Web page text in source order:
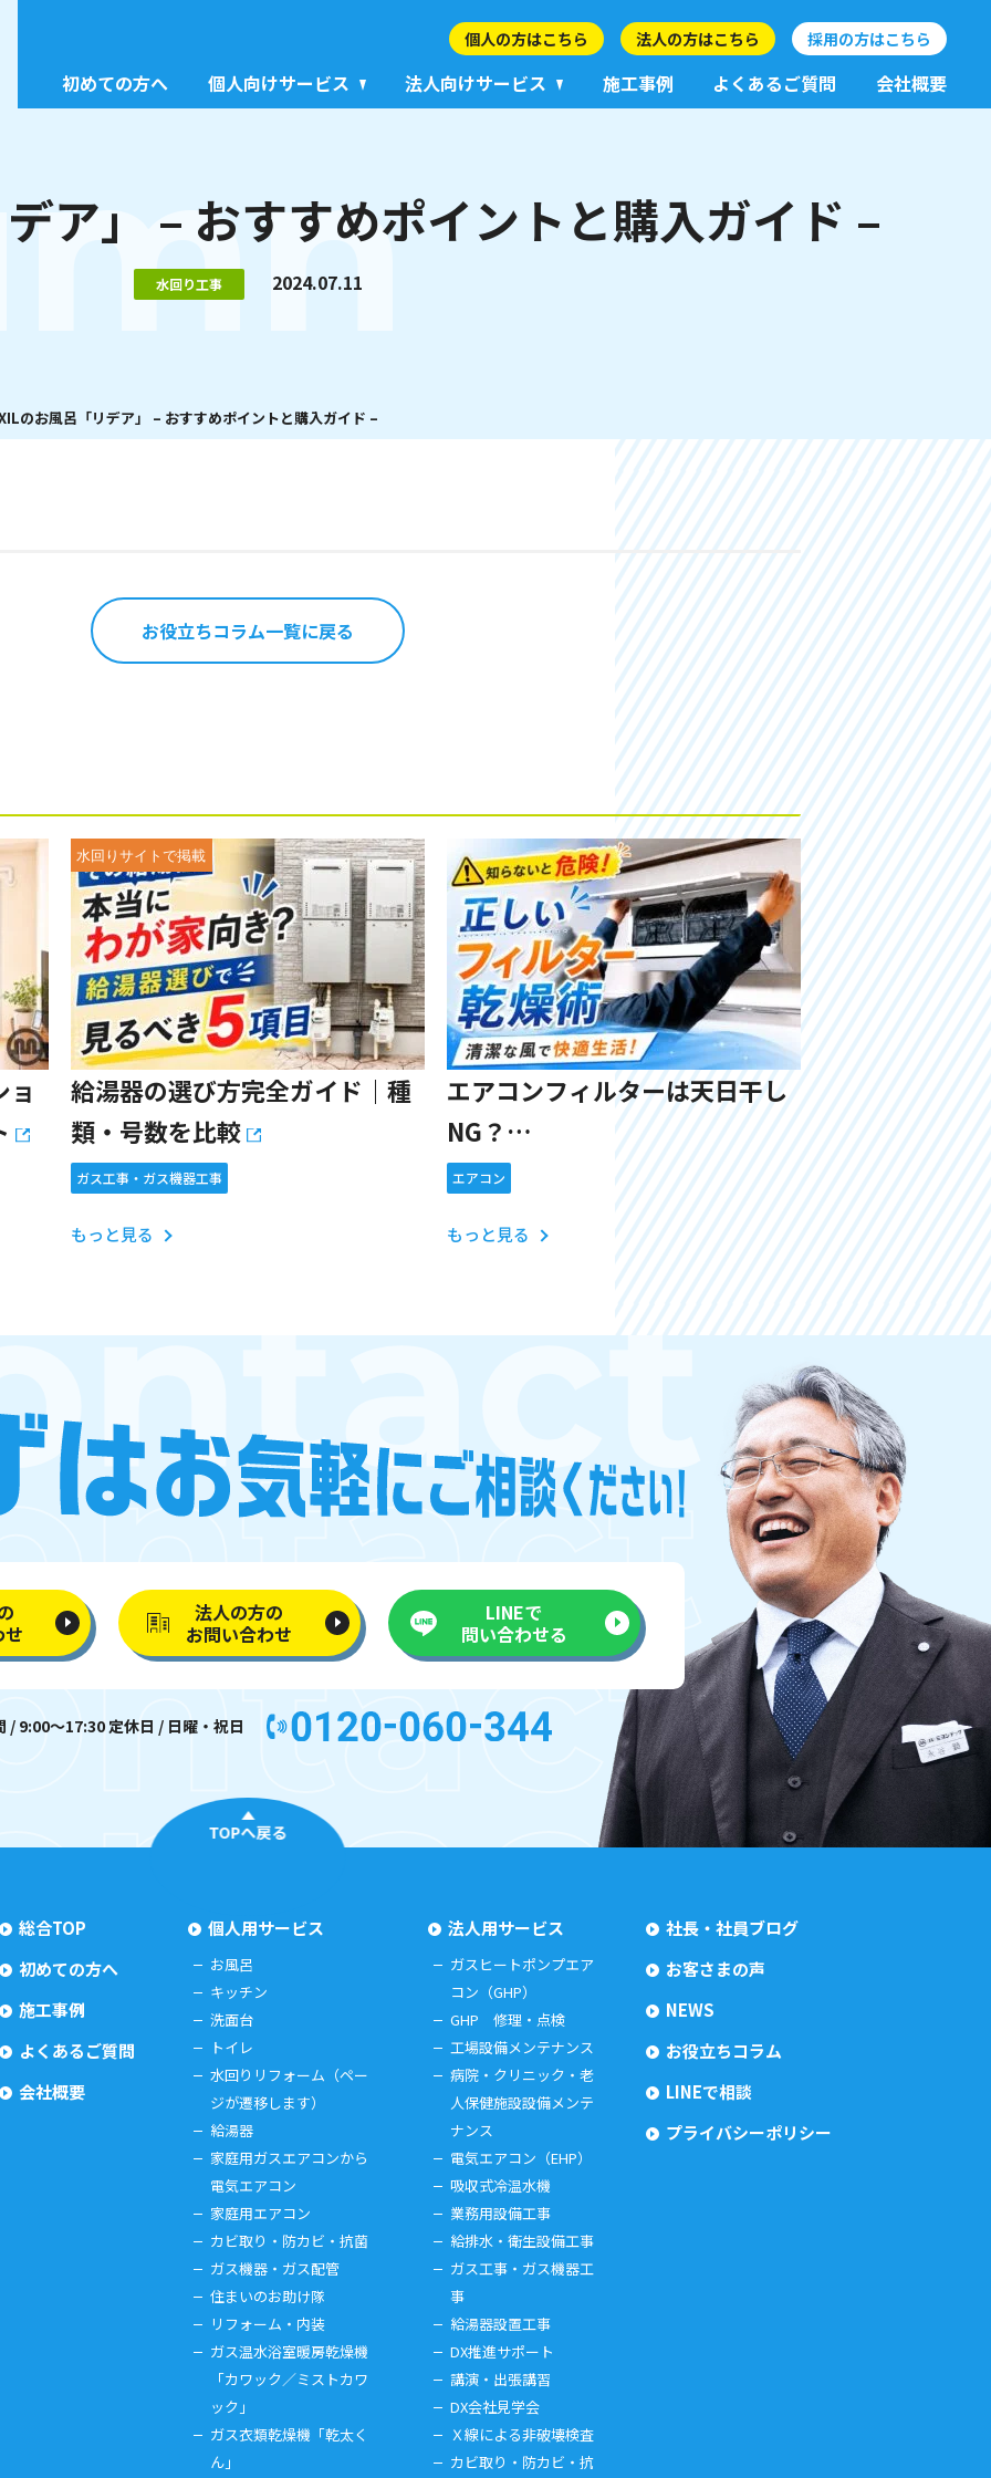
個人の方はこちら 法人の方はこちら 採用の方はこちら
初めての方へ 個人向けサービス 法人向けサービス 施工事例 よくあるご質問 会社概要
ア」 – おすすめポイントと購入ガイド –
水回り工事 2024.07.11
のお風呂「リデア」 – おすすめポイントと購入ガイド –
お役立ちコラム一覧に戻る
ョ
給湯器の選び方完全ガイド｜種
類・号数を比較
ガス工事・ガス機器工事
もっと見る
エアコンフィルターは天日干し
NG？
正しい洗い方・乾かし方を解説
エアコン
もっと見る
法人の方の
お問い合わせ
LINEで
問い合わせる
/ 9:00〜17:30 定休日 / 日曜・祝日
TOPへ戻る
総合TOP
初めての方へ
施工事例
よくあるご質問
会社概要
個人用サービス
お風呂
キッチン
洗面台
トイレ
水回りリフォーム（ペー
ジが遷移します）
給湯器
家庭用ガスエアコンから
電気エアコン
家庭用エアコン
カビ取り・防カビ・抗菌
ガス機器・ガス配管
住まいのお助け隊
リフォーム・内装
ガス温水浴室暖房乾燥機
「カワック／ミストカワ
ック」
ガス衣類乾燥機「乾太く
ん」
法人用サービス
ガスヒートポンプエア
コン（GHP）
GHP 修理・点検
工場設備メンテナンス
病院・クリニック・老
人保健施設設備メンテ
ナンス
電気エアコン（EHP）
吸収式冷温水機
業務用設備工事
給排水・衛生設備工事
ガス工事・ガス機器工
事
給湯器設置工事
DX推進サポート
講演・出張講習
DX会社見学会
Ｘ線による非破壊検査
カビ取り・防カビ・抗
社長・社員ブログ
お客さまの声
NEWS
お役立ちコラム
LINEで相談
プライバシーポリシー